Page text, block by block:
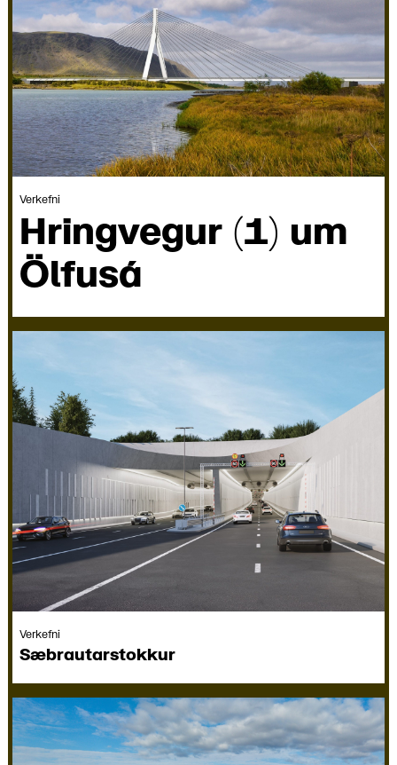
Verkefni
Hring­vegur (1) um
Ölfusá
Verkefni
Sæbrautar­stokkur